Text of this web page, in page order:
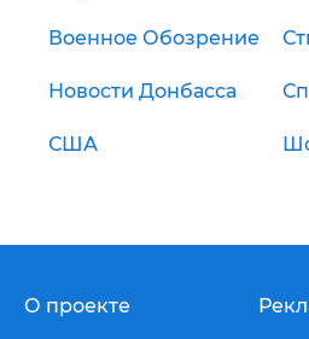
Военное Обозрение
Новости Донбасса
США
О проекте